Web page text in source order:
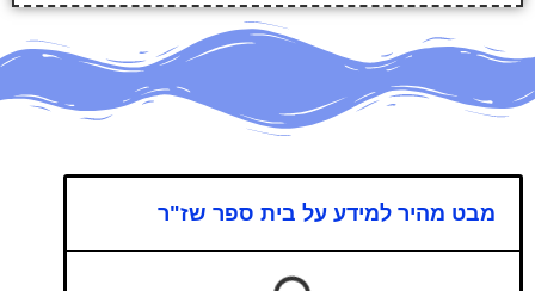
מבט מהיר למידע על בית ספר שז"ר